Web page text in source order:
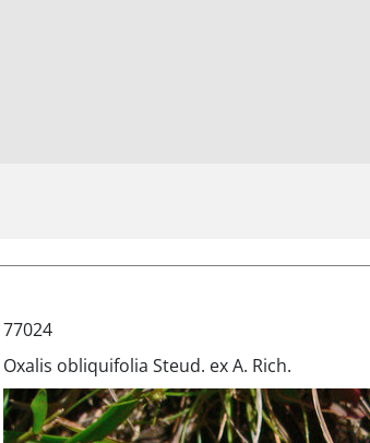
77024
Oxalis obliquifolia Steud. ex A. Rich.